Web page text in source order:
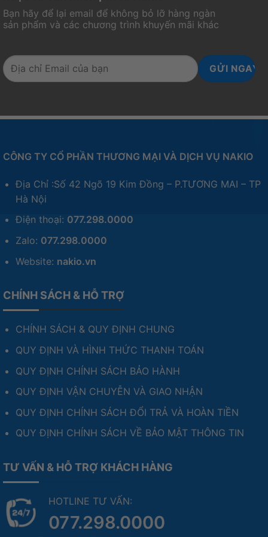
Bạn hãy để lại email để không bỏ lỡ hàng ngàn
sản phẩm và các chương trình khuyến mãi khác
CÔNG TY CỔ PHẦN THƯƠNG MẠI VÀ DỊCH VỤ NAKIO
Địa Chỉ :Số 42 Ngõ 19 Kim Đồng – P.TƯƠNG MAI – TP
Hà Nội
Điện thoại: 077.298.0000
Zalo: 077.298.0000
Website: nakio.vn
CHÍNH SÁCH & HỖ TRỢ
CHÍNH SÁCH & QUY ĐỊNH CHUNG
QUY ĐỊNH VÀ HÌNH THỨC THANH TOÁN
QUY ĐỊNH CHÍNH SÁCH BẢO HÀNH
QUY ĐỊNH VẬN CHUYỄN VÀ GIAO NHẬN
QUY ĐỊNH CHÍNH SÁCH ĐỔI TRẢ VÀ HOÀN TIỀN
QUY ĐỊNH CHÍNH SÁCH VỀ BẢO MẬT THÔNG TIN
TƯ VẤN & HỖ TRỢ KHÁCH HÀNG
HOTLINE TƯ VẤN:
077.298.0000